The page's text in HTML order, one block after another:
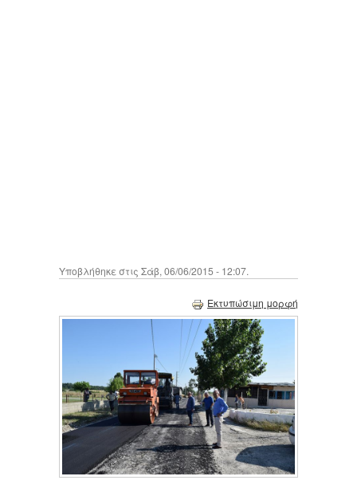
Υποβλήθηκε στις Σάβ, 06/06/2015 - 12:07.
Εκτυπώσιμη μορφή